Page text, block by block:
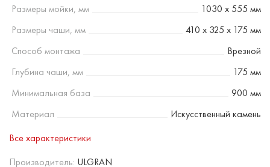
Размеры мойки, мм
1030 х 555 мм
Размеры чаши, мм
410 х 325 х 175 мм
Способ монтажа
Врезной
Глубина чаши, мм
175 мм
Минимальная база
900 мм
Материал
Искусственный камень
Все характеристики
Производитель: ULGRAN